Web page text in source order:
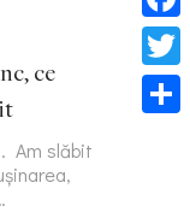
ce
Am slăbit